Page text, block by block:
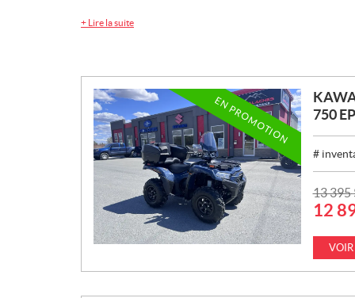
+ Lire la suite
EN PROMOTION
750
#
P
R
13 395
12
VOIR